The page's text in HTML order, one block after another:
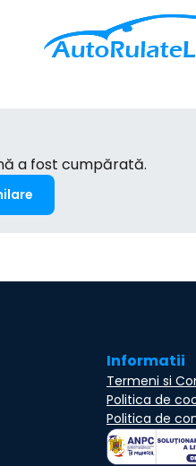
a fost cumpărată.
Informatii
Termeni si
Politica de
Politica de